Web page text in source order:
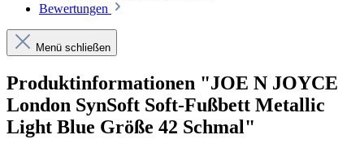
Bewertungen
Menü schließen
Produktinformationen "JOE N JOYCE
London SynSoft Soft-Fußbett Metallic
Light Blue Größe 42 Schmal"